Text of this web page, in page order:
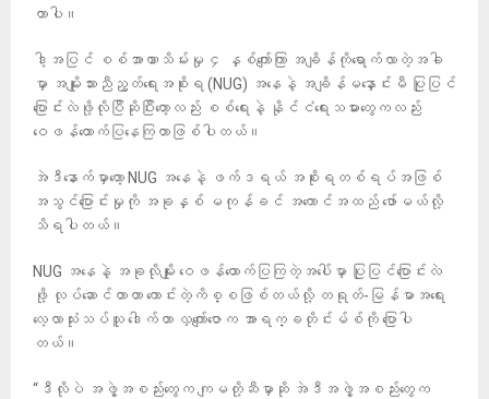
တာပါ။
ဒါ့အပြင် စစ်အာဏာသိမ်းမှု ၄ နှစ်ကျော်ကြာ အချိန်ကိုရောက်လာတဲ့အခါ
မှာ အမျိုးသားညီညွတ်ရေးအစိုးရ (NUG) အနေနဲ့ အချိန်မနှောင်းမီ ပြုပြင်
ပြောင်းလဲဖို့လိုပြီဆိုပြီးတော့လည်း စစ်ရေးနဲ့ နိုင်ငံရေးသမားတွေကလည်း
ဝေဖန်ထောက်ပြနေကြတာဖြစ်ပါတယ်။
အဲဒီနောက်မှာတော့ NUG အနေနဲ့ ဖက်ဒရယ် အစိုးရတစ်ရပ်အဖြစ်
အသွင်ပြောင်းမှုကို အခုနှစ် မကုန်ခင် အကောင်အထည် ဖော်မယ်လို့
သိရပါတယ်။
NUG အနေနဲ့ အခုလိုမျိုး ဝေဖန်ထောက်ပြကြတဲ့အပေါ်မှာ ပြုပြင်ပြောင်းလဲ
ဖို့ လုပ်ဆောင်တာဟာ ကောင်းတဲ့ကိစ္စဖြစ်တယ်လို့ တရုတ်-မြန်မာအရေး
လေ့လာသုံးသပ်သူ ဒေါက်တာ လှကျော်ဇောက အာရက္ခတိုင်းမ်စ်ကို ပြောပါ
တယ်။
“ဒီလိုပဲ အဖွဲ့အစည်းတွေက ကျမတို့ဆီမှာဆို အဲဒီအဖွဲ့အစည်းတွေက